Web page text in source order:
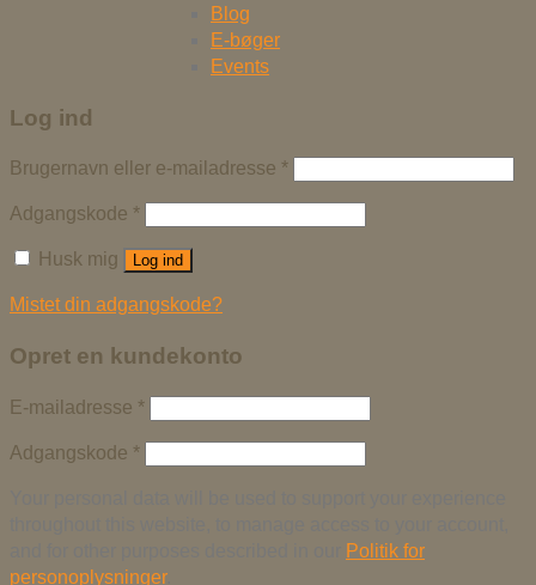
Blog
E-bøger
Events
Log ind
Brugernavn eller e-mailadresse *
Adgangskode *
Husk mig Log ind
Mistet din adgangskode?
Opret en kundekonto
E-mailadresse *
Adgangskode *
Politik for
personoplysninger.